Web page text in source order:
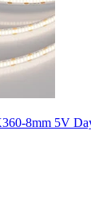
8mm 5V